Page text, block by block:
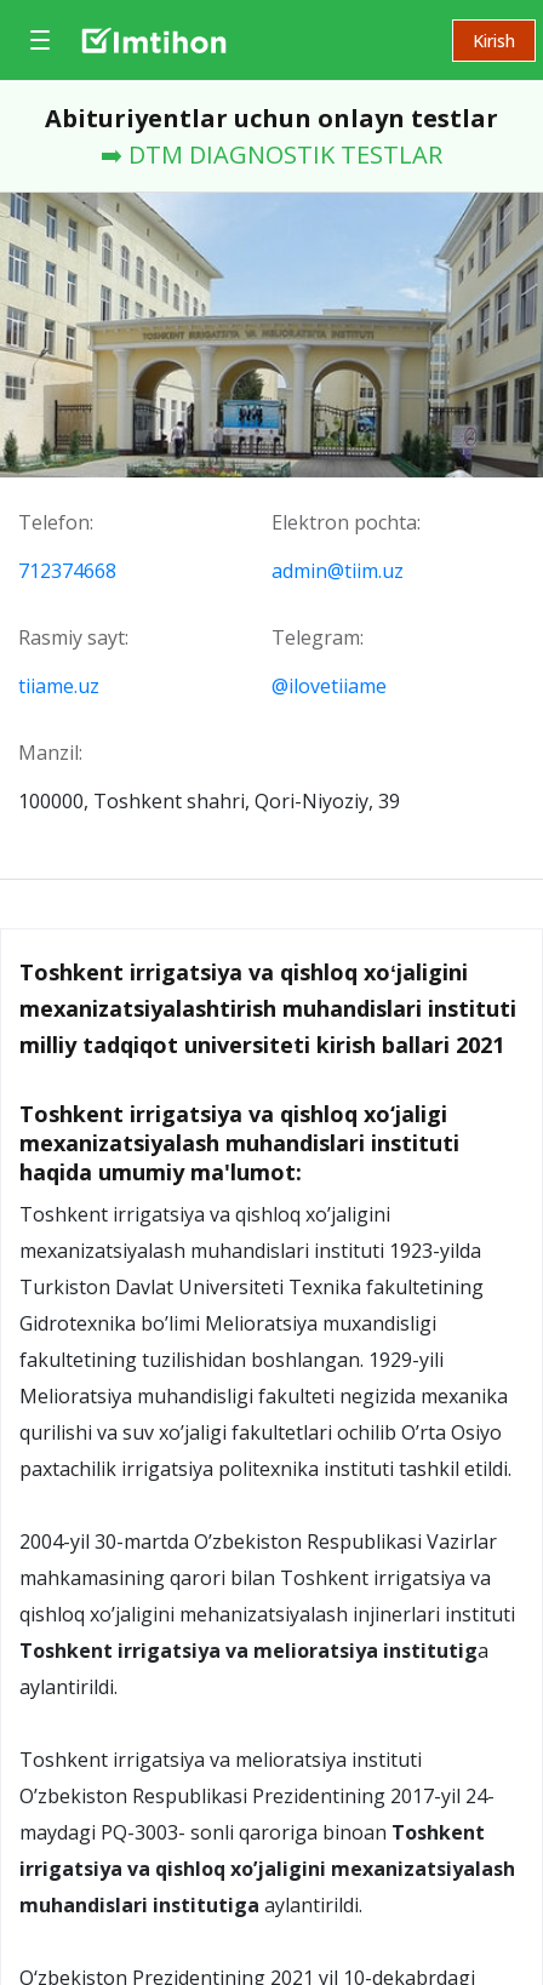
Kirish
Abituriyentlar uchun onlayn testlar
➡️ DTM DIAGNOSTIK TESTLAR
Telefon:
712374668
Elektron pochta:
admin@tiim.uz
Rasmiy sayt:
tiiame.uz
Telegram:
@ilovetiiame
Manzil:
100000, Toshkent shahri, Qori-Niyoziy, 39
Toshkent irrigatsiya va qishloq xoʻjaligini
mexanizatsiyalashtirish muhandislari instituti
milliy tadqiqot universiteti kirish ballari 2021
Toshkent irrigatsiya va qishloq xo‘jaligi
mexanizatsiyalash muhandislari instituti
haqida umumiy ma'lumot:
Toshkent irrigatsiya va qishloq xo’jaligini
mexanizatsiyalash muhandislari instituti 1923-yilda
Turkiston Davlat Universiteti Texnika fakultetining
Gidrotexnika bo’limi Melioratsiya muxandisligi
fakultetining tuzilishidan boshlangan. 1929-yili
Melioratsiya muhandisligi fakulteti negizida mexanika
qurilishi va suv xo’jaligi fakultetlari ochilib O’rta Osiyo
paxtachilik irrigatsiya politexnika instituti tashkil etildi.
2004-yil 30-martda O’zbekiston Respublikasi Vazirlar
mahkamasining qarori bilan Toshkent irrigatsiya va
qishloq xo’jaligini mehanizatsiyalash injinerlari instituti
Toshkent irrigatsiya va melioratsiya institutiga
aylantirildi.
Toshkent irrigatsiya va melioratsiya instituti
O’zbekiston Respublikasi Prezidentining 2017-yil 24-
maydagi PQ-3003- sonli qaroriga binoan Toshkent
irrigatsiya va qishloq xo’jaligini mexanizatsiyalash
muhandislari institutiga aylantirildi.
O‘zbekiston Prezidentining 2021 yil 10-dekabrdagi